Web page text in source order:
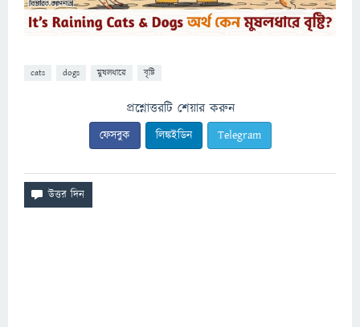
cats dogs মুষলধারে বৃষ্টি
প্রশ্নোত্তরটি শেয়ার করুন
ফেসবুক লিঙ্কইডিন Telegram